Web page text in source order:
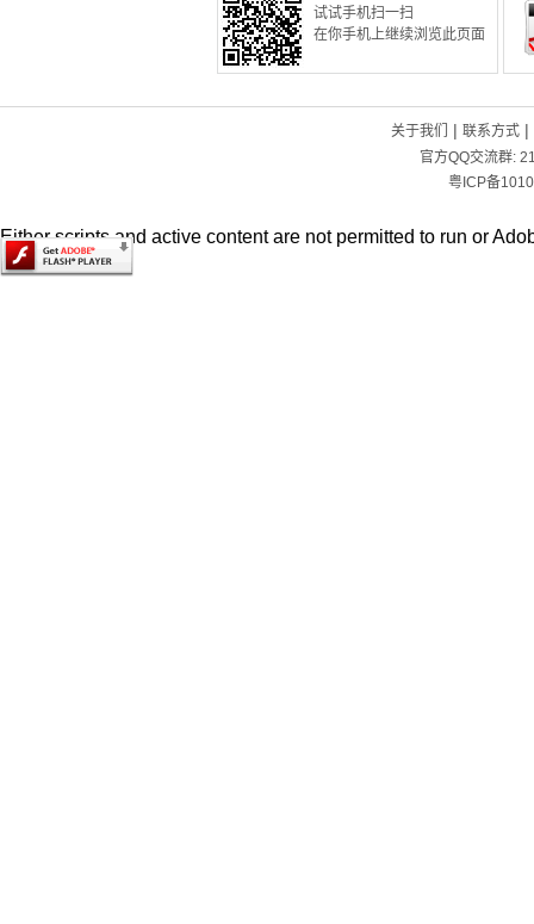
试试手机扫一扫
在你手机上继续浏览此页面
关于我们 | 联系方式|
官方QQ交流群:
粤ICP备
Either scripts and active content are not permitted to run or